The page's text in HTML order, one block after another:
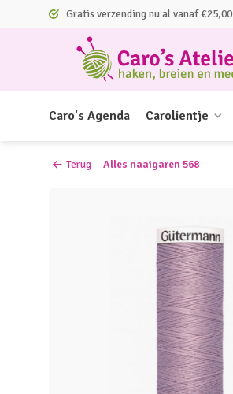
Gratis verzending nu al vanaf €25,00
Caro's Agenda Carolientje
Terug Alles naaigaren 568